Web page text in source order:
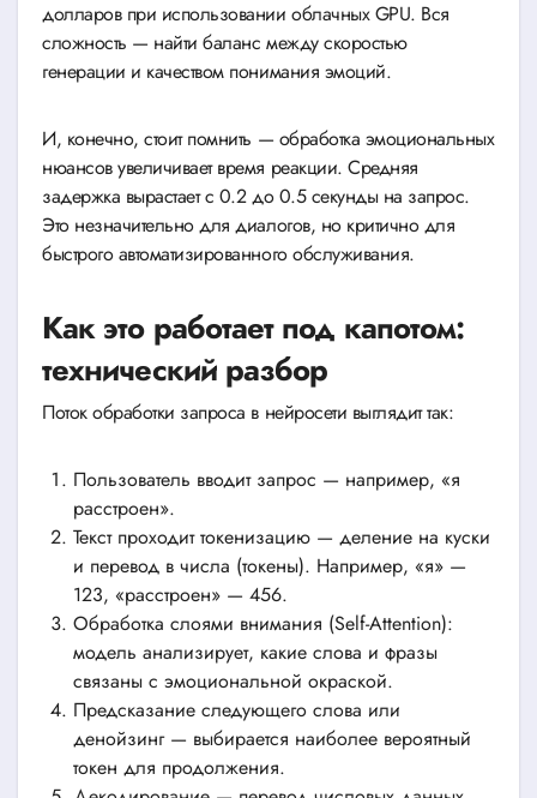
долларов при использовании облачных GPU. Вся
сложность — найти баланс между скоростью
генерации и качеством понимания эмоций.
И, конечно, стоит помнить — обработка эмоциональных
нюансов увеличивает время реакции. Средняя
задержка вырастает с 0.2 до 0.5 секунды на запрос.
Это незначительно для диалогов, но критично для
быстрого автоматизированного обслуживания.
Как это работает под капотом:
технический разбор
Поток обработки запроса в нейросети выглядит так:
Пользователь вводит запрос — например, «я
расстроен».
Текст проходит токенизацию — деление на куски
и перевод в числа (токены). Например, «я» —
123, «расстроен» — 456.
Обработка слоями внимания (Self-Attention):
модель анализирует, какие слова и фразы
связаны с эмоциональной окраской.
Предсказание следующего слова или
денойзинг — выбирается наиболее вероятный
токен для продолжения.